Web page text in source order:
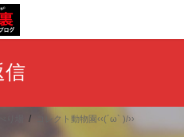
信
り場
コレクト動物園‹‹(´ω` )/››